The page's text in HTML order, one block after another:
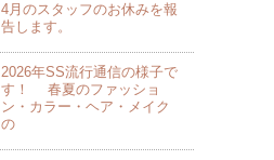
4月のスタッフのお休みを報
告します。 ⁡
2026年SS流行通信の様子で
す！ 春夏のファッショ
ン・カラー・ヘア・メイク
の